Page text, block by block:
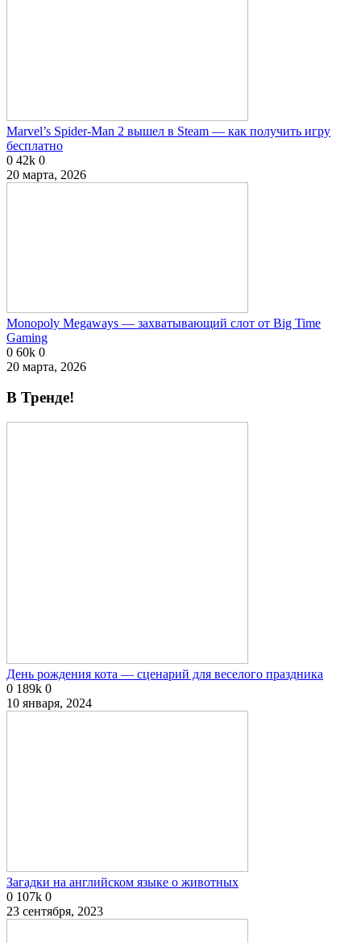
Marvel’s Spider-Man 2 вышел в Steam — как получить игру
бесплатно
0 42k 0
20 марта, 2026
Monopoly Megaways — захватывающий слот от Big Time
Gaming
0 60k 0
20 марта, 2026
В Тренде!
День рождения кота — сценарий для веселого праздника
0 189k 0
10 января, 2024
Загадки на английском языке о животных
0 107k 0
23 сентября, 2023